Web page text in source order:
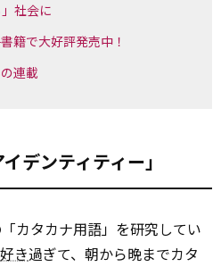
社会に
籍で大好評発売中！
連載
デンティティー」
カタカナ用語」を研究してい
好き過ぎて、朝から晩までカタ